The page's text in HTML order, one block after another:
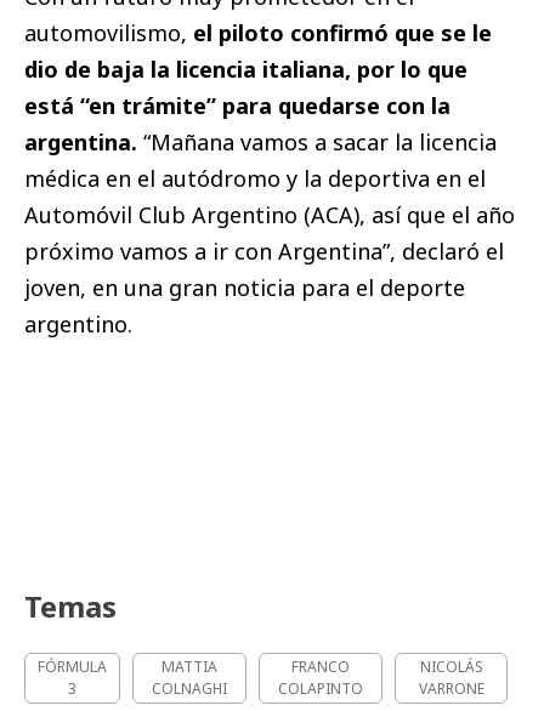
automovilismo, el piloto confirmó que se le
dio de baja la licencia italiana, por lo que
está “en trámite” para quedarse con la
argentina. “Mañana vamos a sacar la licencia
médica en el autódromo y la deportiva en el
Automóvil Club Argentino (ACA), así que el año
próximo vamos a ir con Argentina”, declaró el
joven, en una gran noticia para el deporte
argentino.
Temas
FÓRMULA
3
MATTIA
COLNAGHI
FRANCO
COLAPINTO
NICOLÁS
VARRONE